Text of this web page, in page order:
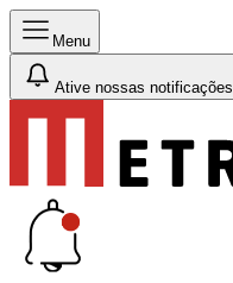
Menu
Ative nossas notificações